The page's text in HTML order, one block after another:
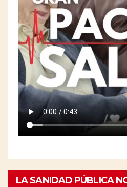
LA SANIDAD PÚBLICA